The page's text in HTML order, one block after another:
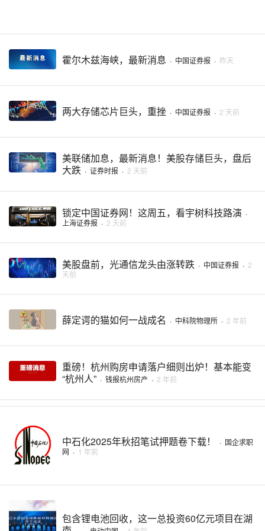
霍尔木兹海峡，最新消息 · 中国证券报 · 昨天
两大存储芯片巨头，重挫 · 中国证券报 · 2 天前
美联储加息，最新消息！美股存储巨头，盘后
大跌 · 证券时报 · 2 天前
锁定中国证券网！这周五，看宇树科技路演 ·
上海证券报 · 2 天前
美股盘前，光通信龙头由涨转跌 · 中国证券报 · 2
天前
薛定谔的猫如何一战成名 · 中科院物理所 · 2 年前
重磅！杭州购房申请落户细则出炉！基本能变
“杭州人” · 钱报杭州房产 · 2 年前
中石化2025年秋招笔试押题卷下载！ · 国企求职
网 · 1 年前
包含锂电池回收，这一总投资60亿元项目在湖